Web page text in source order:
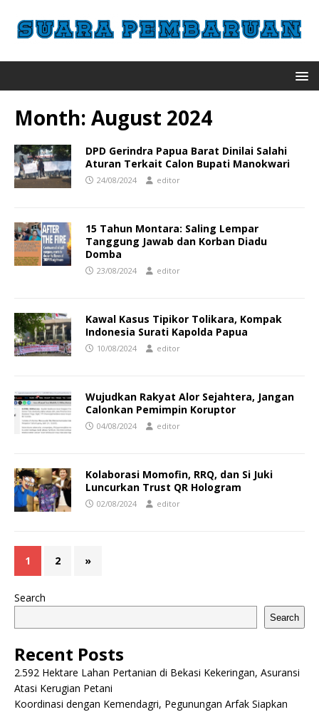
Month: August 2024
DPD Gerindra Papua Barat Dinilai Salahi
Aturan Terkait Calon Bupati Manokwari
24/08/2024 editor
15 Tahun Montara: Saling Lempar
Tanggung Jawab dan Korban Diadu
Domba
23/08/2024 editor
Kawal Kasus Tipikor Tolikara, Kompak
Indonesia Surati Kapolda Papua
10/08/2024 editor
Wujudkan Rakyat Alor Sejahtera, Jangan
Calonkan Pemimpin Koruptor
04/08/2024 editor
Kolaborasi Momofin, RRQ, dan Si Juki
Luncurkan Trust QR Hologram
02/08/2024 editor
1 2 »
Search
Search
Recent Posts
2.592 Hektare Lahan Pertanian di Bekasi Kekeringan, Asuransi
Atasi Kerugian Petani
Koordinasi dengan Kemendagri, Pegunungan Arfak Siapkan